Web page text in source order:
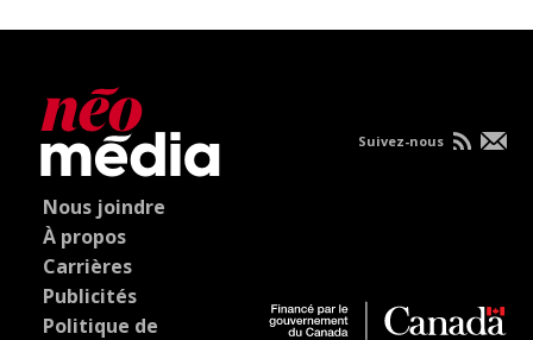
Nous joindre
À propos
Carrières
Publicités
Politique de
Suivez-nous